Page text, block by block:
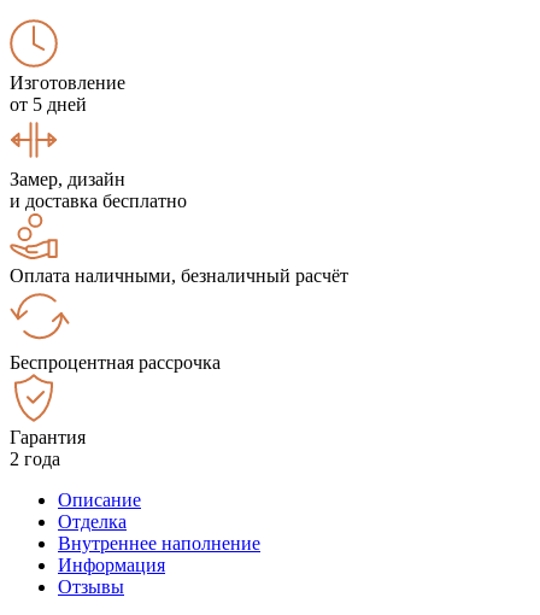
Изготовление
от 5 дней
Замер, дизайн
и доставка бесплатно
Оплата наличными, безналичный расчёт
Беспроцентная рассрочка
Гарантия
2 года
Описание
Отделка
Внутреннее наполнение
Информация
Отзывы